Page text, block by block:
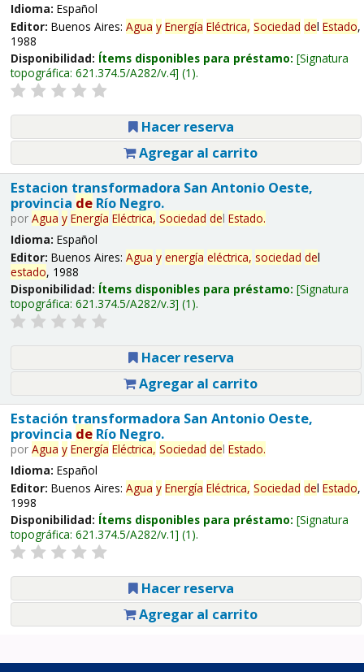
Idioma: Español
Editor: Buenos Aires: Agua y Energía Eléctrica, Sociedad del Estado,
1988
Disponibilidad: Ítems disponibles para préstamo: Signatura
topográfica: 621.374.5/A282/v.4 (1).
Hacer reserva
Agregar al carrito
Estacion transformadora San Antonio Oeste,
provincia deRío Negro.
por Agua y Energía Eléctrica, Sociedad del Estado.
Idioma: Español
Editor: Buenos Aires: Agua y energía eléctrica, sociedad del
estado, 1988
Disponibilidad: Ítems disponibles para préstamo: Signatura
topográfica: 621.374.5/A282/v.3 (1).
Hacer reserva
Agregar al carrito
Estación transformadora San Antonio Oeste,
provincia deRío Negro.
por Agua y Energía Eléctrica, Sociedad del Estado.
Idioma: Español
Editor: Buenos Aires: Agua y Energía Eléctrica, Sociedad del Estado,
1998
Disponibilidad: Ítems disponibles para préstamo: Signatura
topográfica: 621.374.5/A282/v.1 (1).
Hacer reserva
Agregar al carrito